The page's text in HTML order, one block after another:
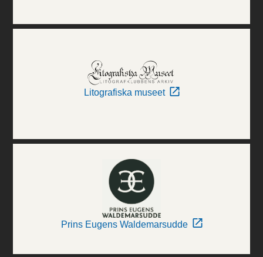
Litografiska museet
Prins Eugens Waldemarsudde